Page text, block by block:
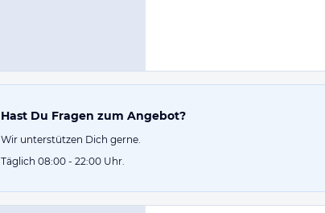
Hast Du Fragen zum Angebot?
Wir unterstützen Dich gerne.
Täglich 08:00 - 22:00 Uhr.